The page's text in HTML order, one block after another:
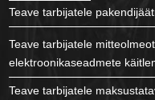
Teave tarbijatele
Teave tarbijatele
elektroonikaseadmete
Teave tarbijatele